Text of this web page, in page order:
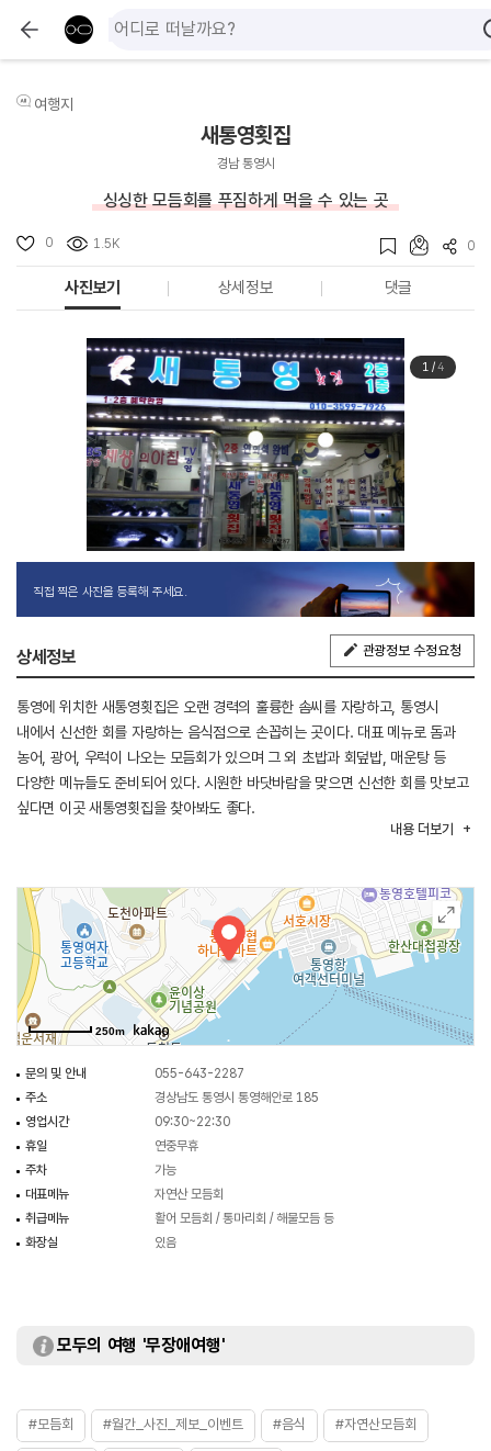
여행지
새통영횟집
경남 통영시
싱싱한 모듬회를 푸짐하게 먹을 수 있는 곳
0 1.5K 0
사진보기 상세정보 댓글
1/4
직접 찍은 사진을 등록해 주세요.
상세정보 관광정보 수정요청
통영에 위치한 새통영횟집은 오랜 경력의 훌륭한 솜씨를 자랑하고, 통영시
내에서 신선한 회를 자랑하는 음식점으로 손꼽히는 곳이다. 대표 메뉴로 돔과
농어, 광어, 우럭이 나오는 모듬회가 있으며 그 외 초밥과 회덮밥, 매운탕 등
다양한 메뉴들도 준비되어 있다. 시원한 바닷바람을 맞으면 신선한 회를 맛보고
싶다면 이곳 새통영횟집을 찾아봐도 좋다.
내용 더보기
250m
문의 및 안내
055-643-2287
주소
경상남도 통영시 통영해안로 185
영업시간
09:30~22:30
휴일
연중무휴
주차
가능
대표메뉴
자연산 모듬회
취급메뉴
활어 모듬회 / 통마리회 / 해물모듬 등
화장실
있음
모두의 여행 '무장애여행'
#모듬회 #월간_사진_제보_이벤트 #음식 #자연산모듬회